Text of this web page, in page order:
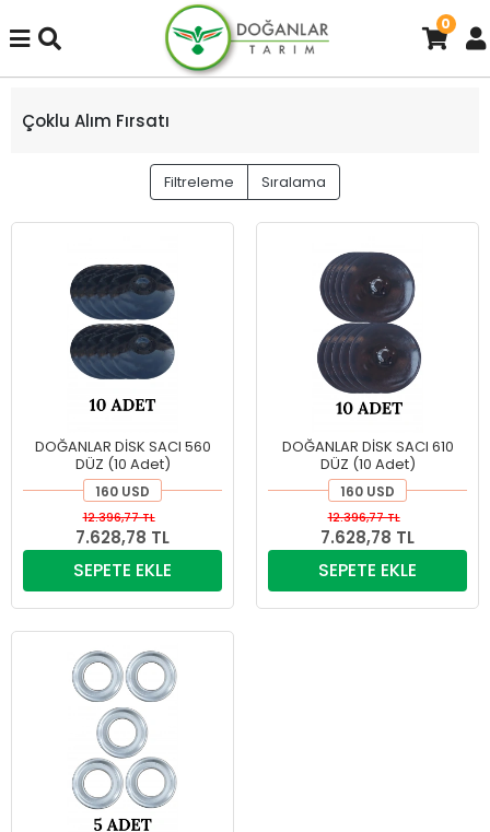
0
Çoklu Alım Fırsatı
Filtreleme Sıralama
DOĞANLAR DİSK SACI 560
DÜZ (10 Adet)
160 USD
7.628,78 TL
12.396,77 TL
SEPETE EKLE
DOĞANLAR DİSK SACI 610
DÜZ (10 Adet)
160 USD
7.628,78 TL
12.396,77 TL
SEPETE EKLE